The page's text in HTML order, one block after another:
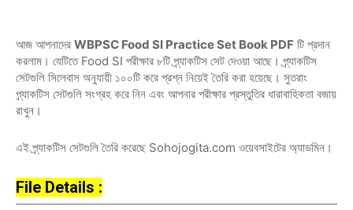
আজ আপনাদের WBPSC Food SI Practice Set Book PDF টি প্রদান
করলাম। যেটিতে Food SI পরীক্ষার ৮টি প্র্যাকটিস সেট দেওয়া আছে। প্র্যাকটিস
সেটগুলি সিলেবাস অনুযায়ী ১০০টি করে প্রশ্ন নিয়েই তৈরি করা হয়েছে। সুতরাং
প্র্যাকটিস সেটগুলি সংগ্রহ করে নিন এবং আপনার পরীক্ষার প্রস্তুতির ধারাবাহিকতা বজায়
রাখুন।
এই প্র্যাকটিস সেটগুলি তৈরি করেছে Sohojogita.com ওয়েবসাইটের অ্যাডমিন।
File Details :